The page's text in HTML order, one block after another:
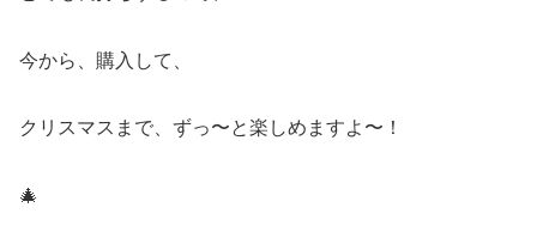
今から、購入して、
クリスマスまで、ずっ〜と楽しめますよ〜！
🎄